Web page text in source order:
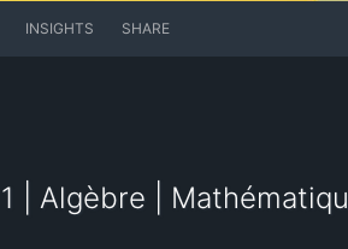
INSIGHTS SHARE
| Algèbre |